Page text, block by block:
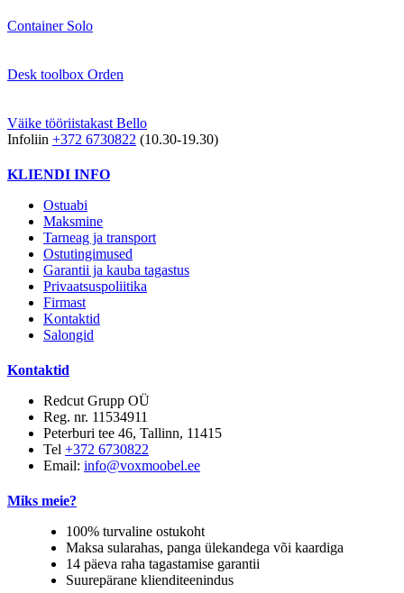
Container Solo
Desk toolbox Orden
Väike tööriistakast Bello
Infoliin +372 6730822 (10.30-19.30)
KLIENDI INFO
Ostuabi
Maksmine
Tarneag ja transport
Ostutingimused
Garantii ja kauba tagastus
Privaatsuspoliitika
Firmast
Kontaktid
Salongid
Kontaktid
Redcut Grupp OÜ
Reg. nr. 11534911
Peterburi tee 46, Tallinn, 11415
Tel +372 6730822
Email: info@voxmoobel.ee
Miks meie?
100% turvaline ostukoht
Maksa sularahas, panga ülekandega või kaardiga
14 päeva raha tagastamise garantii
Suurepärane klienditeenindus